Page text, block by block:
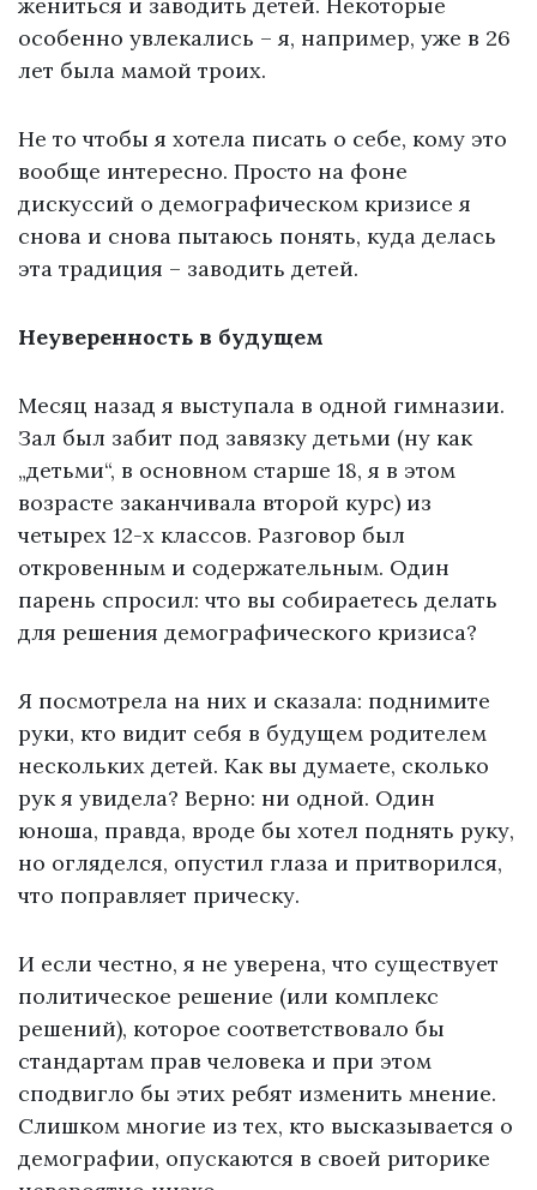
жениться и заводить детей. Некоторые
особенно увлекались – я, например, уже в 26
лет была мамой троих.
Не то чтобы я хотела писать о себе, кому это
вообще интересно. Просто на фоне
дискуссий о демографическом кризисе я
снова и снова пытаюсь понять, куда делась
эта традиция – заводить детей.
Неуверенность в будущем
Месяц назад я выступала в одной гимназии.
Зал был забит под завязку детьми (ну как
„детьми“, в основном старше 18, я в этом
возрасте заканчивала второй курс) из
четырех 12-х классов. Разговор был
откровенным и содержательным. Один
парень спросил: что вы собираетесь делать
для решения демографического кризиса?
Я посмотрела на них и сказала: поднимите
руки, кто видит себя в будущем родителем
нескольких детей. Как вы думаете, сколько
рук я увидела? Верно: ни одной. Один
юноша, правда, вроде бы хотел поднять руку,
но огляделся, опустил глаза и притворился,
что поправляет прическу.
И если честно, я не уверена, что существует
политическое решение (или комплекс
решений), которое соответствовало бы
стандартам прав человека и при этом
сподвигло бы этих ребят изменить мнение.
Слишком многие из тех, кто высказывается о
демографии, опускаются в своей риторике